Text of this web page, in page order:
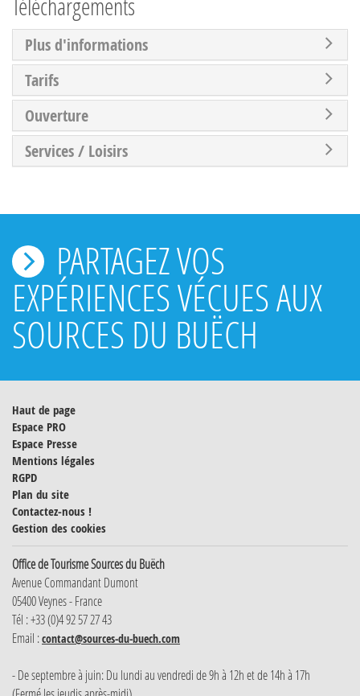
Téléchargements
Plus d'informations
Tarifs
Ouverture
Services / Loisirs
PARTAGEZ VOS
EXPÉRIENCES VÉCUES AUX
SOURCES DU BUËCH
Haut de page
Espace PRO
Espace Presse
Mentions légales
RGPD
Plan du site
Contactez-nous !
Gestion des cookies
Office de Tourisme Sources du Buëch
Avenue Commandant Dumont
05400 Veynes - France
Tél : +33 (0)4 92 57 27 43
Email :contact@sources-du-buech.com
- De septembre à juin: Du lundi au vendredi de 9h à 12h et de 14h à 17h